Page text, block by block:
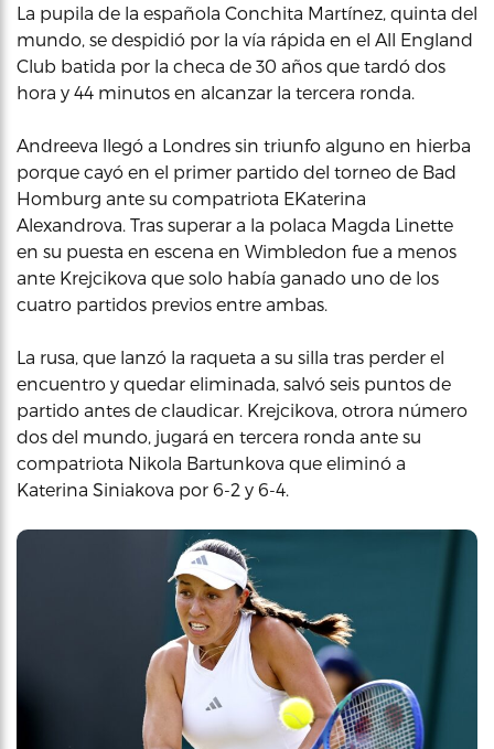
La pupila de la española Conchita Martínez, quinta del
mundo, se despidió por la vía rápida en el All England
Club batida por la checa de 30 años que tardó dos
hora y 44 minutos en alcanzar la tercera ronda.
Andreeva llegó a Londres sin triunfo alguno en hierba
porque cayó en el primer partido del torneo de Bad
Homburg ante su compatriota EKaterina
Alexandrova. Tras superar a la polaca Magda Linette
en su puesta en escena en Wimbledon fue a menos
ante Krejcikova que solo había ganado uno de los
cuatro partidos previos entre ambas.
La rusa, que lanzó la raqueta a su silla tras perder el
encuentro y quedar eliminada, salvó seis puntos de
partido antes de claudicar. Krejcikova, otrora número
dos del mundo, jugará en tercera ronda ante su
compatriota Nikola Bartunkova que eliminó a
Katerina Siniakova por 6-2 y 6-4.